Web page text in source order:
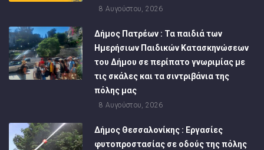
8 Αυγούστου, 2026
Δήμος Πατρέων : Τα παιδιά των
Ημερήσιων Παιδικών Κατασκηνώσεων
του Δήμου σε περίπατο γνωριμίας με
τις σκάλες και τα σιντριβάνια της
πόλης μας
8 Αυγούστου, 2026
Δήμος Θεσσαλονίκης : Εργασίες
φυτοπροστασίας σε οδούς της πόλης